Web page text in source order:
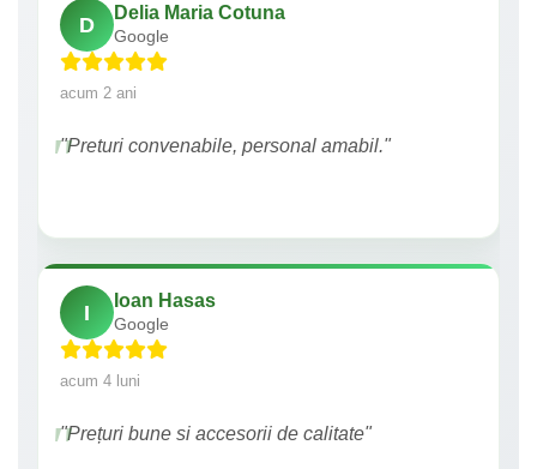
D
Delia Maria Cotuna
Google
acum 2 ani
"Preturi convenabile, personal amabil."
I
Ioan Hasas
Google
acum 4 luni
"Prețuri bune si accesorii de calitate"